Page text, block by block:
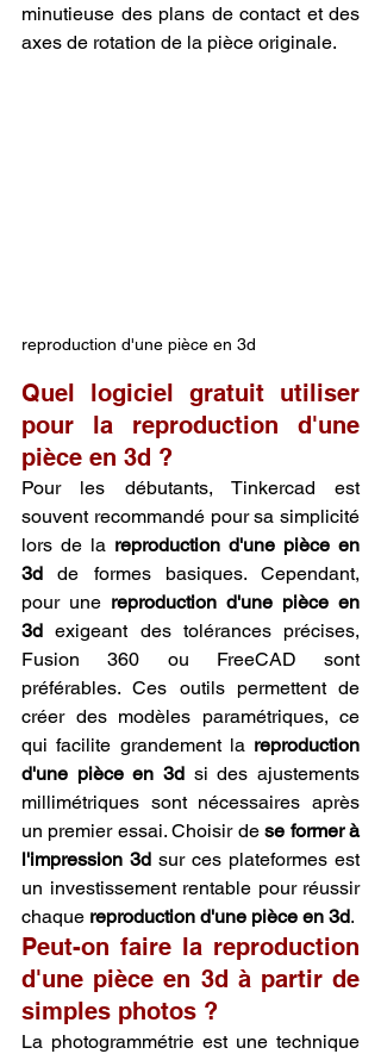
minutieuse des plans de contact et des
axes de rotation de la pièce originale.
reproduction d'une pièce en 3d
Quel logiciel gratuit utiliser
pour la reproduction d'une
pièce en 3d ?
Pour les débutants, Tinkercad est
souvent recommandé pour sa simplicité
lors de la reproduction d'une pièce en
3d de formes basiques. Cependant,
pour une reproduction d'une pièce en
3d exigeant des tolérances précises,
Fusion 360 ou FreeCAD sont
préférables. Ces outils permettent de
créer des modèles paramétriques, ce
qui facilite grandement la reproduction
d'une pièce en 3d si des ajustements
millimétriques sont nécessaires après
un premier essai. Choisir de se former à
l'impression 3d sur ces plateformes est
un investissement rentable pour réussir
chaque reproduction d'une pièce en 3d.
Peut-on faire la reproduction
d'une pièce en 3d à partir de
simples photos ?
La photogrammétrie est une technique